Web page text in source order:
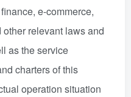
e-commerce,
relevant laws and
as the service
charters of this
operation situation